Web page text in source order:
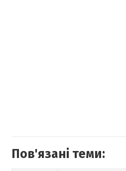
Пов'язані теми: